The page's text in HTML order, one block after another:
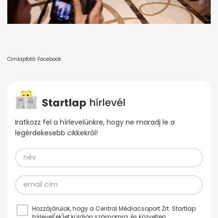
Címlapfotó: Facebook
Iratkozz fel a hírlevelünkre, hogy ne maradj le a
legérdekesebb cikkekről!
Hozzájárulok, hogy a Central Médiacsoport Zrt. Startlap